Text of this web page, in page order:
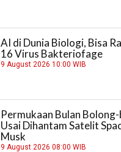
AI di Dunia Biologi, Bisa
16 Virus Bakteriofage
9 August 2026 10:00 WIB
Permukaan Bulan
Usai Dihantam Satelit
Musk
9 August 2026 08:00 WIB